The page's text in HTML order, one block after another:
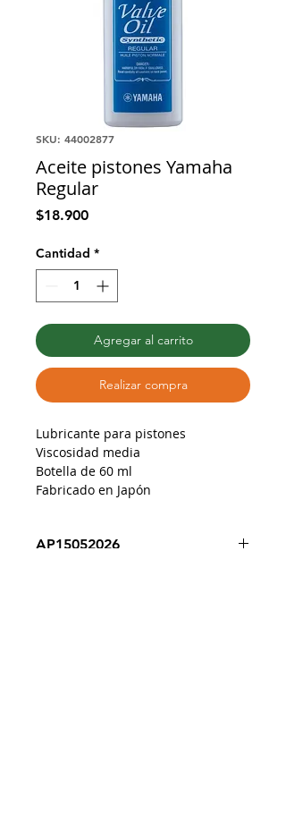
SKU: 44002877
Aceite pistones Yamaha
Regular
$18.900Precio
Cantidad *
Agregar al carrito
Realizar compra
Lubricante para pistones
Viscosidad media
Botella de 60 ml
Fabricado en Japón
AP15052026